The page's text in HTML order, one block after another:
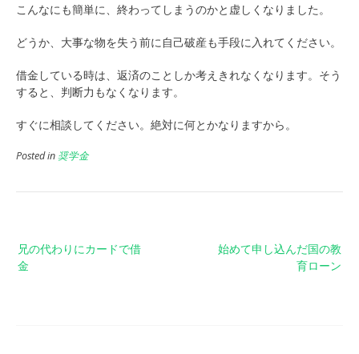
こんなにも簡単に、終わってしまうのかと虚しくなりました。
どうか、大事な物を失う前に自己破産も手段に入れてください。
借金している時は、返済のことしか考えきれなくなります。そう
すると、判断力もなくなります。
すぐに相談してください。絶対に何とかなりますから。
Posted in奨学金
稿
ナ
始めて申し込んだ国の教
育ローン
兄の代わりにカードで借
金